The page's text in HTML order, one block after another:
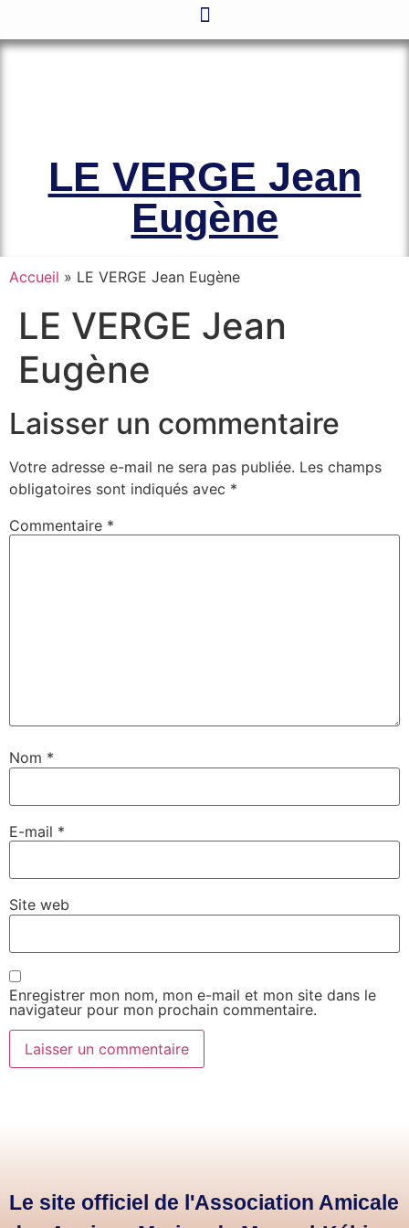
LE VERGE Jean
Eugène
Accueil » LE VERGE Jean Eugène
LE VERGE Jean
Eugène
Laisser un commentaire
Votre adresse e-mail ne sera pas publiée. Les champs
obligatoires sont indiqués avec *
Commentaire *
Nom *
E-mail *
Site web
Enregistrer mon nom, mon e-mail et mon site dans le
navigateur pour mon prochain commentaire.
Le site officiel de l'Association Amicale